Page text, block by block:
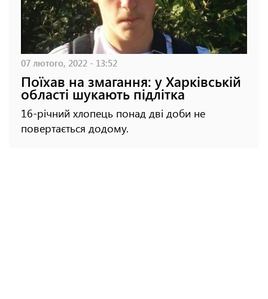
07 лютого, 2022 - 13:52
Поїхав на змагання: у Харківській
області шукають підлітка
16-річний хлопець понад дві доби не
повертається додому.